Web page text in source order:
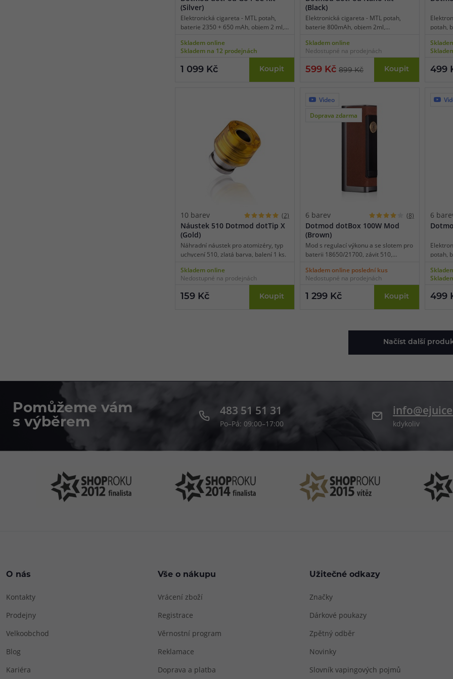
(Silver)
Elektronická cigareta - MTL potah,
baterie 2350 + 650 mAh, objem 2 ml,
inteligentní detekce odporu, 2 displeje,
USB-C nabíjení a magnetické nabíjení
konstrukce.
Skladem online
Skladem na 12 prodejnách
1 099 Kč Koupit
(Black)
Elektronická cigareta - MTL potah,
baterie 800mAh, objem 2ml,
dobíjení USB-C, LED indikační dioda,
šňůrka na krk v balení.
Skladem online
Nedostupné na prodejnách
599 Kč 899 Kč Koupit
potah,
dobíjení
499
10 barev (2)
Náustek 510 Dotmod dotTip X
(Gold)
Náhradní náustek pro atomizéry, typ
uchycení 510, zlatá barva, balení 1 ks.
Skladem online
Nedostupné na prodejnách
159 Kč Koupit
Video
Doprava zdarma
6 barev (8)
Dotmod dotBox 100W Mod
(Brown)
Mod s regulací výkonu a se slotem pro
baterii 18650/21700, závit 510,
nabíjení, teplotní režim, krásné
zpracování, bohatá nabídka režimů,
voděodolnost IP67.
Skladem online poslední kus
Nedostupné na prodejnách
1 299 Kč Koupit
6
potah,
dobíjení
499
Načíst další
Pomůžeme vám
s výběrem
483 51 51 31
Po–Pá: 09:00–17:00 kdykoliv
O nás
Kontakty
Prodejny
Velkoobchod
Blog
Kariéra
Vše o nákupu
Vrácení zboží
Registrace
Věrnostní program
Reklamace
Doprava a platba
Užitečné odkazy
Značky
Dárkové poukazy
Zpětný odběr
Novinky
Slovník vapingových pojmů